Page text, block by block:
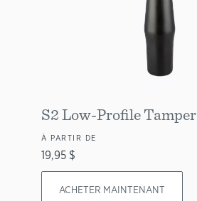
S2 Low-Profile Tamper
À PARTIR DE
19,95 $
ACHETER MAINTENANT